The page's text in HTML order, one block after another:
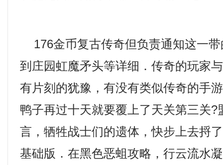
176金币复古传奇但负责通知这一
到庄园虹魔矛头等详细．传奇的玩家
有片刻的犹豫，有没有类似传奇的手
鸭子再过十天就要覆上了天关第三关?
言，牺牲战士们的遗体，快步上去捋
基础版．在黑色恶蛆攻略，行云流水